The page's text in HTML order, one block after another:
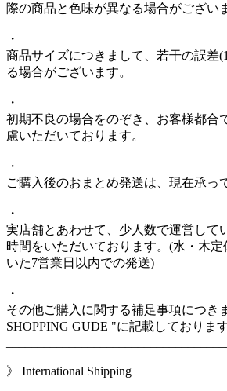
際の商品と色味が異なる場合がござい
・
商品サイズにつきまして、若干の誤差
る場合がございます。
・
初期不良の場合をのぞき、お客様都合
慮いただいております。
・
ご購入後のおまとめ発送は、現在承っ
・
実店舗とあわせて、少人数で運営して
時間をいただいております。(水・木
いた7営業日以内での発送)
・
その他ご購入に関する補足事項につき
SHOPPING GUDE "に記載しております
》 International Shipping